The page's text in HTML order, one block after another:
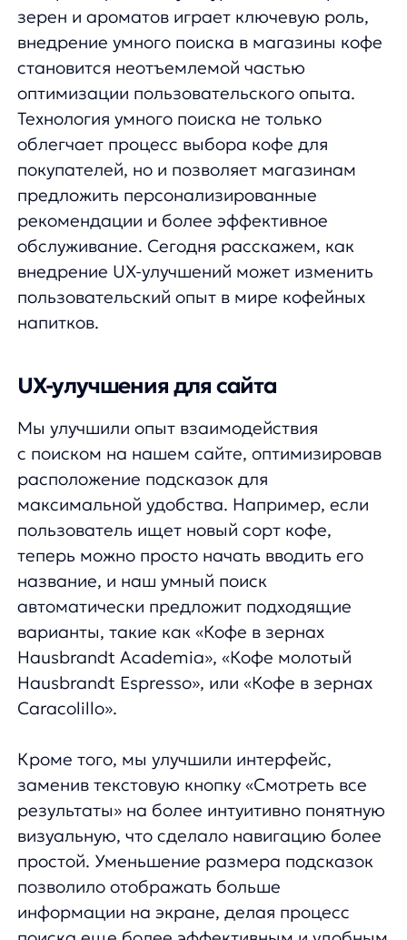
рекомендации и более эффективное
обслуживание. Сегодня расскажем, как
внедрение UX-улучшений может изменить
пользовательский опыт в мире кофейных
напитков.
UX-улучшения для сайта
Мы улучшили опыт взаимодействия
с поиском на нашем сайте, оптимизировав
расположение подсказок для
максимальной удобства. Например, если
пользователь ищет новый сорт кофе,
теперь можно просто начать вводить его
название, и наш умный поиск
Hausbrandt Academia», «Кофе молотый
Hausbrandt Espresso», или «Кофе в зернах
Caracolillo».
заменив текстовую кнопку «Смотреть все
результаты» на более интуитивно понятную
визуальную, что сделало навигацию более
простой. Уменьшение размера подсказок
позволило отображать больше
поиска еще более эффективным и удобным
для пользователей.
Кроме того, мы обновили визуальное
оформление уточнений и отображение
понятными и привлекательными. Теперь
весь интерфейс выглядит естественно
и гармонично, при этом оригинальный
стиль сайта остался неизменным.